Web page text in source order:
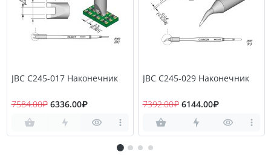
JBC C245-017 Наконечник
7584.00₽ 6336.00₽
JBC C245-029 Наконечник
7392.00₽ 6144.00₽